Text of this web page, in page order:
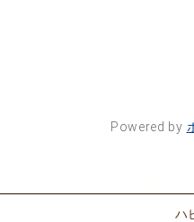
Powered by
ハ